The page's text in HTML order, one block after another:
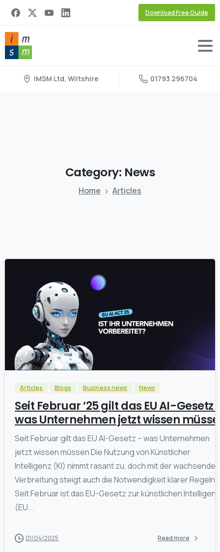
Download Free Guide
IMSM Ltd, Wiltshire 01793 296704
Category: News
Home Articles
Articles Blogs Business news News
Seit Februar ’25 gilt das EU AI-Gesetz
was Unternehmen jetzt wissen
Seit Februar gilt das EU AI-Gesetz – was Unternehmen
jetzt wissen müssen Die Nutzung von Künstlicher
Intelligenz (KI) nimmt rasant zu, doch mit der wachsenden
Verbreitung steigt auch die Notwendigkeit klarer Regeln.
Seit Februar ist das EU-Gesetz zur künstlichen Intelligenz
(EU...
01/04/2025 Read more